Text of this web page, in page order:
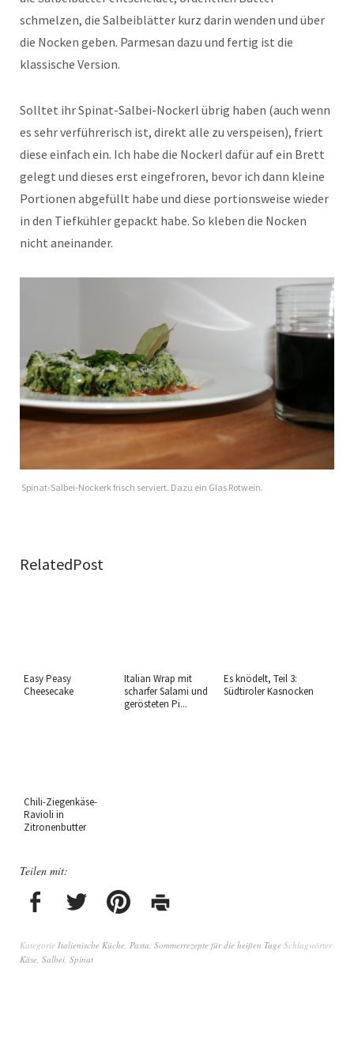
schmelzen, die Salbeiblätter kurz darin wenden und über
die Nocken geben. Parmesan dazu und fertig ist die
klassische Version.
Solltet ihr Spinat-Salbei-Nockerl übrig haben (auch wenn
es sehr verführerisch ist, direkt alle zu verspeisen), friert
diese einfach ein. Ich habe die Nockerl dafür auf ein Brett
gelegt und dieses erst eingefroren, bevor ich dann kleine
Portionen abgefüllt habe und diese portionsweise wieder
in den Tiefkühler gepackt habe. So kleben die Nocken
nicht aneinander.
Spinat-Salbei-Nockerk frisch serviert. Dazu ein Glas Rotwein.
RelatedPost
Easy Peasy
Cheesecake
Italian Wrap mit
scharfer Salami und
gerösteten Pi...
Es knödelt, Teil 3:
Südtiroler Kasnocken
Chili-Ziegenkäse-
Ravioli in
Zitronenbutter
Teilen mit:
Kategorie Italienische Küche, Pasta, Sommerrezepte für die heißen Tage Schlagwörter
Käse, Salbei, Spinat